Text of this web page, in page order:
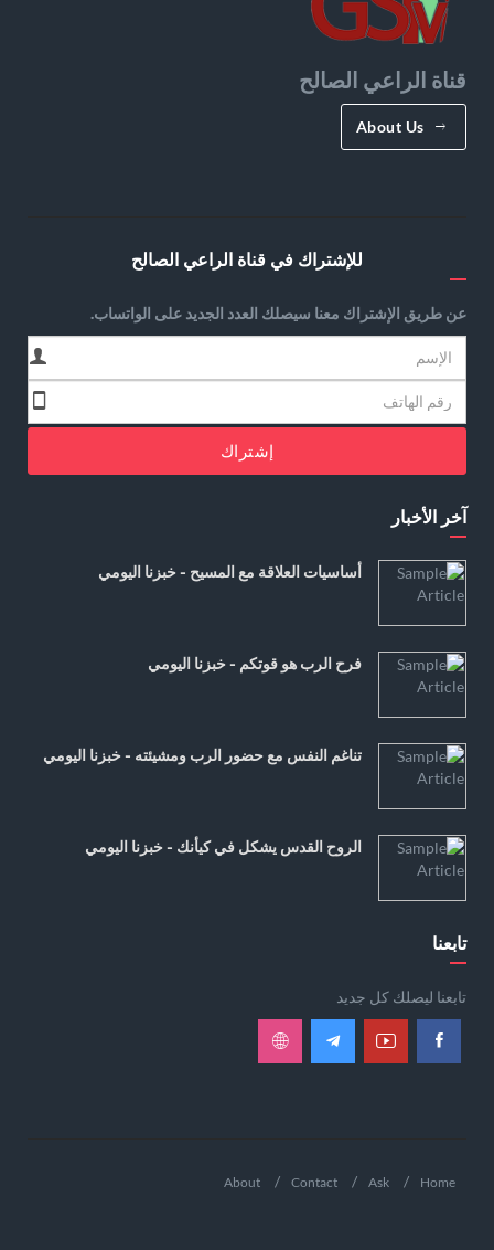
قناة الراعي الصالح
About Us
للإشتراك في قناة الراعي الصالح
عن طريق الإشتراك معنا سيصلك العدد الجديد على الواتساب.
إشتراك
آخر الأخبار
أساسيات العلاقة مع المسيح - خبزنا اليومي
فرح الرب هو قوتكم - خبزنا اليومي
تناغم النفس مع حضور الرب ومشيئته - خبزنا اليومي
الروح القدس يشكل في كيأنك - خبزنا اليومي
تابعنا
تابعنا ليصلك كل جديد
Home
Ask
Contact
About